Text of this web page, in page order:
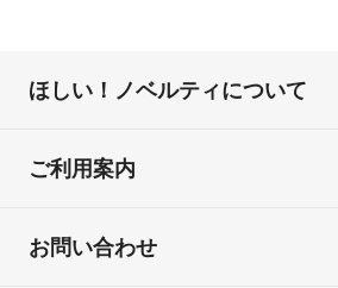
ほしい！ノベルティについて
ご利用案内
お問い合わせ